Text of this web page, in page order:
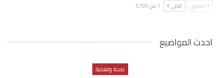
السابق التالي 1 من 3٬705
احدث المواضيع
صحة وتغذية